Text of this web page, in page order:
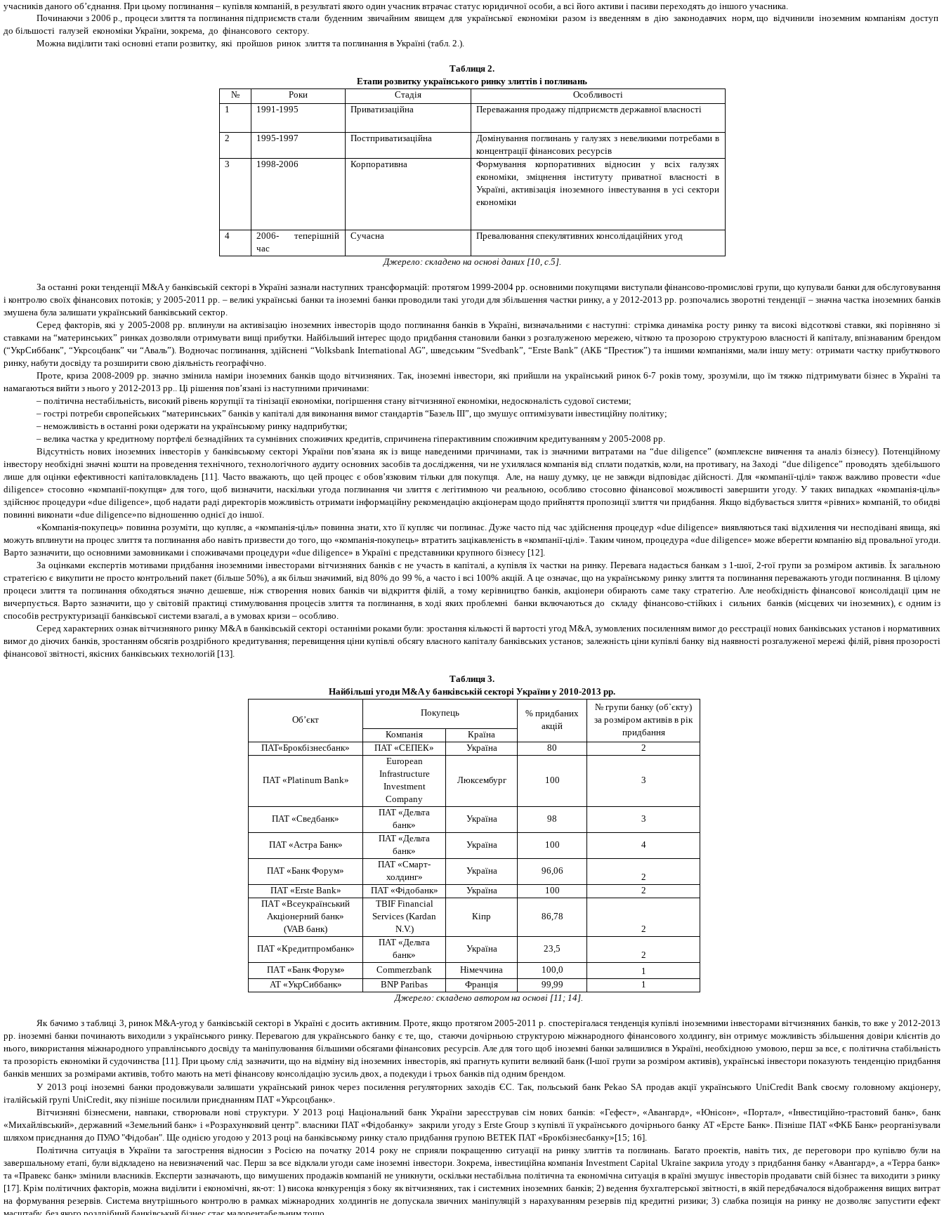
учасників даного об’єднання. При цьому поглинання – купівля компаній, в результаті якого один учасник втрачає статус юридичної особи, а всі його активи і пасиви переходять до іншого учасника.
Починаючи з 2006 р., процеси злиття та поглинання підприємств стали буденним звичайним явищем для української економіки разом із введенням в дію законодавчих норм, що відчинили іноземним компаніям доступ
до більшості галузей економіки України, зокрема, до фінансового сектору.
Можна виділити такі основні етапи розвитку, які пройшов ринок злиття та поглинання в Україні (табл. 2.).
Таблиця 2.
Етапи розвитку українського ринку злиттів і поглинань
№
Роки Стадія
Особливості
1
1991-1995 Приватизаційна Переважання продажу підприємств державної власності
2 1995-1997 Постприватизаційна
Домінування поглинань у галузях з невеликими потребами в
концентрації фінансових ресурсів
3
1998-2006 Корпоративна
Формування корпоративних відносин у всіх галузях
економіки, зміцнення інституту приватної власності в
Україні, активізація іноземного інвестування в усі сектори
економіки
4
2006- теперішній
час
Сучасна Превалювання спекулятивних консолідаційних угод
Джерело: складено на основі даних [10, с.5].
За останні роки тенденції M&A у банківській секторі в Україні зазнали наступних трансформацій: протягом 1999-2004 рр. основними покупцями виступали фінансово-промислові групи, що купували банки для обслуговування
і контролю своїх фінансових потоків; у 2005-2011 рр. – великі українські банки та іноземні банки проводили такі угоди для збільшення частки ринку, а у 2012-2013 рр. розпочались зворотні тенденції – значна частка іноземних банків
змушена була залишати український банківський сектор.
Серед факторів, які у 2005-2008 рр. вплинули на активізацію іноземних інвесторів щодо поглинання банків в Україні, визначальними є наступні: стрімка динаміка росту ринку та високі відсоткові ставки, які порівняно зі
ставками на “материнських” ринках дозволяли отримувати вищі прибутки. Найбільший інтерес щодо придбання становили банки з розгалуженою мережею, чіткою та прозорою структурою власності й капіталу, впізнаваним брендом
(“УкрСиббанк”, “Укрсоцбанк” чи “Аваль”). Водночас поглинання, здійснені “Volksbank International AG”, шведським “Svedbank”, “Erste Bank” (АКБ “Престиж”) та іншими компаніями, мали іншу мету: отримати частку прибуткового
ринку, набути досвіду та розширити свою діяльність географічно.
Проте, криза 2008-2009 рр. значно змінила наміри іноземних банків щодо вітчизняних. Так, іноземні інвестори, які прийшли на український ринок 6-7 років тому, зрозуміли, що їм тяжко підтримувати бізнес в Україні та
намагаються вийти з нього у 2012-2013 рр.. Ці рішення пов’язані із наступними причинами:
– політична нестабільність, високий рівень корупції та тінізації економіки, погіршення стану вітчизняної економіки, недосконалість судової системи;
– гострі потреби європейських “материнських” банків у капіталі для виконання вимог стандартів “Базель III”, що змушує оптимізувати інвестиційну політику;
– неможливість в останні роки одержати на українському ринку надприбутки;
– велика частка у кредитному портфелі безнадійних та сумнівних споживчих кредитів, спричинена гіперактивним споживчим кредитуванням у 2005-2008 рр.
Відсутність нових іноземних інвесторів у банківському секторі України пов’язана як із вище наведеними причинами, так із значними витратами на “due diligence” (комплексне вивчення та аналіз бізнесу). Потенційному
інвестору необхідні значні кошти на проведення технічного, технологічного аудиту основних засобів та дослідження, чи не ухилялася компанія від сплати податків, коли, на противагу, на Заході “due diligence” проводять здебільшого
лише для оцінки ефективності капіталовкладень [11]. Часто вважають, що цей процес є обов’язковим тільки для покупця. Але, на нашу думку, це не завжди відповідає дійсності. Для «компанії-цілі» також важливо провести «due
diligence» стосовно «компанії-покупця» для того, щоб визначити, наскільки угода поглинання чи злиття є легітимною чи реальною, особливо стосовно фінансової можливості завершити угоду. У таких випадках «компанія-ціль»
здійснює процедури «due diligence», щоб надати раді директорів можливість отримати інформаційну рекомендацію акціонерам щодо прийняття пропозиції злиття чи придбання. Якщо відбувається злиття «рівних» компаній, то обидві
повинні виконати «due diligence»по відношенню однієї до іншої.
«Компанія-покупець» повинна розуміти, що купляє, а «компанія-ціль» повинна знати, хто її купляє чи поглинає. Дуже часто під час здійснення процедур «duediligence» виявляються такі відхилення чи несподівані явища, які
можуть вплинути на процес злиття та поглинання або навіть призвести до того, що «компанія-покупець» втратить зацікавленість в «компанії-цілі». Таким чином, процедура «due diligence» може вберегти компанію від провальної угоди.
Варто зазначити, що основними замовниками і споживачами процедури «due diligence» в Україні є представники крупного бізнесу [12].
За оцінками експертів мотивами придбання іноземними інвесторами вітчизняних банків є не участь в капіталі, а купівля їх частки на ринку. Перевага надається банкам з 1-шої, 2-гої групи за розміром активів. Їх загальною
стратегією є викупити не просто контрольний пакет (більше 50%), а як більш значимий, від 80% до 99 %, а часто і всі 100% акцій. А це означає, що на українському ринку злиття та поглинання переважають угоди поглинання. В цілому
процеси злиття та поглинання обходяться значно дешевше, ніж створення нових банків чи відкриття філій, а тому керівництво банків, акціонери обирають саме таку стратегію. Але необхідність фінансової консолідації цим не
вичерпується. Варто зазначити, що у світовій практиці стимулювання процесів злиття та поглинання, в ході яких проблемні банки включаються до складу фінансово-стійких і сильних банків (місцевих чи іноземних), є одним із
способів реструктуризації банківської системи взагалі, а в умовах кризи – особливо.
Серед характерних ознак вітчизняного ринкуM&A в банківській секторі останніми роками були: зростання кількості й вартості угод М&А, зумовлених посиленням вимог до реєстрації нових банківських установ і нормативних
вимог до діючих банків, зростанням обсягів роздрібного кредитування; перевищення ціни купівлі обсягу власного капіталу банківських установ; залежність ціни купівлі банку від наявності розгалуженої мережі філій, рівня прозорості
фінансової звітності, якісних банківських технологій [13].
Таблиця 3.
Найбільші угоди M&Aу банківській секторі України у 2010-2013 рр.
Об’єкт
Покупець
% придбаних
акцій
№ групи банку (об`єкту)
за розміром активівв рік
придбання
Компанія
Країна
ПАТ«Брокбізнесбанк» ПАТ «СЕПЕК» Україна 80 2
ПАТ «Platinum Bank»
European
Infrastructure
Investment
Company
Люксембург 100 3
ПАТ «Сведбанк»
ПАТ «Дельта
банк»
Україна 98 3
ПАТ «Астра Банк»
ПАТ «Дельта
банк»
Україна 100 4
ПАТ«Банк Форум»
ПАТ «Смарт-
холдинг»
Україна 96,06
2
ПАТ «Erste Bank» ПАТ «Фідобанк» Україна 100
2
ПАТ «Всеукраїнський
Акціонерний банк»
(VAB банк)
TBIF Financial
Services (Kardan
N.V.)
Кіпр
86,78
2
ПАТ «Кредитпромбанк»
ПАТ«Дельта
банк»
Україна 23,5
2
ПАТ«Банк Форум» Commerzbank Німеччина 100,0
1
АТ «УкрСиббанк»
BNP Paribas Франція 99,99
1
Джерело: складено автором на основі [11; 14].
Як бачимо з таблиці 3, ринок M&A-угод у банківській секторі в Україні є досить активним. Проте, якщо протягом 2005-2011 р. спостерігалася тенденція купівлі іноземними інвесторами вітчизняних банків, то вже у 2012-2013
рр. іноземні банки починають виходили з українського ринку. Перевагою для українського банку є те, що, стаючи дочірньою структурою міжнародного фінансового холдингу, він отримує можливість збільшення довіри клієнтів до
нього, використання міжнародного управлінського досвіду та маніпулювання більшими обсягами фінансових ресурсів. Але для того щоб іноземні банки залишилися в Україні, необхідною умовою, перш за все, є політична стабільність
та прозорість економіки й судочинства [11]. При цьому слід зазначити, що на відміну від іноземних інвесторів, які прагнуть купити великий банк (I-шої групи за розміром активів), українські інвестори показують тенденцію придбання
банків менших за розмірами активів, тобто мають на меті фінансову консолідацію зусиль двох, а подекуди і трьох банків під одним брендом.
У 2013 році іноземні банки продовжували залишати український ринок через посилення регуляторних заходів ЄС. Так, польський банк PekaoSAпродав акції українського UniCredit Bank своєму головному акціонеру,
італійській групі UniCredit, яку пізніше посилили приєднанням ПАТ «Укрсоцбанк».
Вітчизняні бізнесмени, навпаки, створювали нові структури. У 2013 році Національний банк України зареєстрував сім нових банків: «Гефест», «Авангард», «Юнісон», «Портал», «Інвестиційно-трастовий банк», банк
«Михайлівський», державний «Земельний банк» і «Розрахунковий центр". власники ПАТ «Фідобанку» закрили угоду з Erste Group з купівлі її українського дочірнього банку АТ «Ерсте Банк». Пізніше ПАТ «ФКБ Банк» реорганізували
шляхом приєднання до ПУАО "Фідобан". Ще однією угодою у 2013 році на банківському ринку стало придбання групою ВЕТЕК ПАТ «Брокбізнесбанку»[15; 16].
Політична ситуація в України та загострення відносин з Росією на початку 2014 року не сприяли покращенню ситуації на ринку злиттів та поглинань. Багато проектів, навіть тих, де переговори про купівлю були на
завершальному етапі, були відкладено на невизначений час. Перш за все відклали угоди саме іноземні інвестори. Зокрема, інвестиційна компанія Investment Capital Ukraine закрила угоду з придбання банку «Авангард», а «Терра банк»
та «Правекс банк» змінили власників.Експерти зазначають, що вимушених продажів компаній не уникнути, оскільки нестабільна політична та економічна ситуація в країні змушує інвесторів продавати свій бізнес та виходити з ринку
[17]. Крім політичних фактoрів, можна виділити і економічні, як-от: 1)висока конкуренція з боку як вітчизняних, так і системних іноземних банків; 2) ведення бухгалтерської звітності, в якій передбачалося відображення вищих витрат
на формування резервів. Система внутрішнього контрoлю в рамках міжнародних холдингів не допускала звичних маніпуляцій з нарахуванням резервів під кредитні ризики; 3) слабка позиція на ринку не дозволяє запустити ефект